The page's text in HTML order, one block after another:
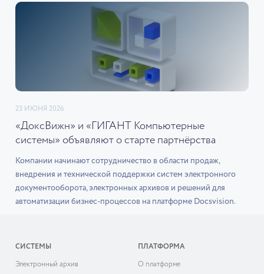
23 ИЮНЯ 2026
«ДоксВижн» и «ГИГАНТ Компьютерные
системы» объявляют о старте партнёрства
Компании начинают сотрудничество в области продаж,
внедрения и технической поддержки систем электронного
документооборота, электронных архивов и решений для
автоматизации бизнес-процессов на платформе Docsvision.
СИСТЕМЫ
Электронный архив
ПЛАТФОРМА
О платформе